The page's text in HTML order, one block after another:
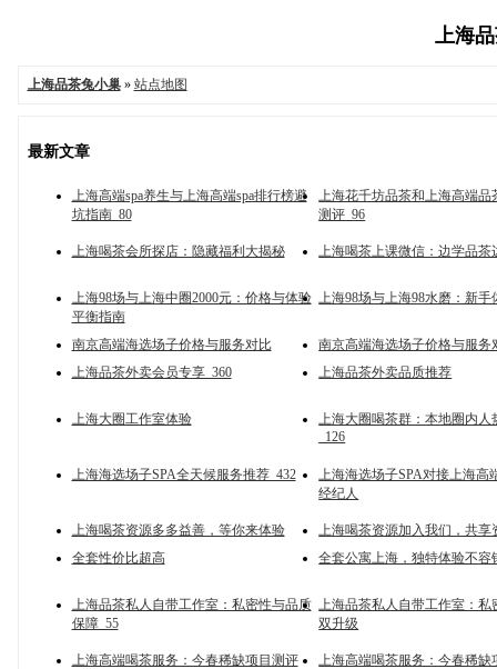
上海
上海品茶兔小巢» 站点地图
最新文章
上海高端spa养生与上海高端spa排行榜避
坑指南_80
上海花千坊品茶和上海高端品
测评_96
上海喝茶会所探店：隐藏福利大揭秘 上海喝茶上课微信：边学品茶
上海98场与上海中圈2000元：价格与体验
平衡指南
上海98场与上海98水磨：新手
南京高端海选场子价格与服务对比
南京高端海选场子价格与服务
上海品茶外卖会员专享_360
上海品茶外卖品质推荐
上海大圈工作室体验
上海大圈喝茶群：本地圈内人
_126
上海海选场子SPA全天候服务推荐_432
上海海选场子SPA对接上海高
经纪人
上海喝茶资源多多益善，等你来体验
上海喝茶资源加入我们，共享
全套性价比超高
全套公寓上海，独特体验不容
上海品茶私人自带工作室：私密性与品质
保障_55
上海品茶私人自带工作室：私
双升级
上海高端喝茶服务：今春稀缺项目测评
上海高端喝茶服务：今春稀缺